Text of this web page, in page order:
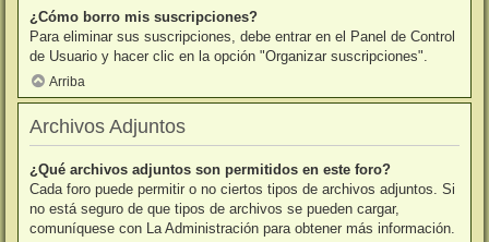
¿Cómo borro mis suscripciones?
Para eliminar sus suscripciones, debe entrar en el Panel de Control
de Usuario y hacer clic en la opción "Organizar suscripciones".
Arriba
Archivos Adjuntos
¿Qué archivos adjuntos son permitidos en este foro?
Cada foro puede permitir o no ciertos tipos de archivos adjuntos. Si
no está seguro de que tipos de archivos se pueden cargar,
comuníquese con La Administración para obtener más información.